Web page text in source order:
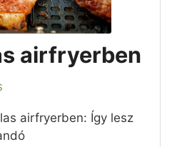
airfryerben
airfryerben: Így lesz